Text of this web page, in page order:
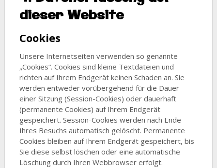
dieser Website
Cookies
Unsere Internetseiten verwenden so genannte
„Cookies“. Cookies sind kleine Textdateien und
richten auf Ihrem Endgerät keinen Schaden an. Sie
werden entweder vorübergehend für die Dauer
einer Sitzung (Session-Cookies) oder dauerhaft
(permanente Cookies) auf Ihrem Endgerät
gespeichert. Session-Cookies werden nach Ende
Ihres Besuchs automatisch gelöscht. Permanente
Cookies bleiben auf Ihrem Endgerät gespeichert, bis
Sie diese selbst löschen oder eine automatische
Löschung durch Ihren Webbrowser erfolgt.